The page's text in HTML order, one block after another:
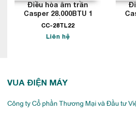
Điều hòa âm trần
Casper 28.000BTU 1
chiều
CC-28TL22
Liên hệ
VUA ĐIỆN MÁY
Công ty Cổ phần Thương Mại và Đầu tư